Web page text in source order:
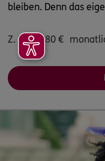
bleiben. Denn das
Z. B. 17,80 €